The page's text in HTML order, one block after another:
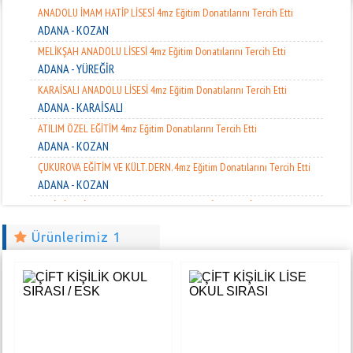
ANADOLU İMAM HATİP LİSESİ 4mz Eğitim Donatılarını Tercih Etti
ADANA - KOZAN
MELİKŞAH ANADOLU LİSESİ 4mz Eğitim Donatılarını Tercih Etti
ADANA - YÜREĞİR
KARAİSALI ANADOLU LİSESİ 4mz Eğitim Donatılarını Tercih Etti
ADANA - KARAİSALI
ATILIM ÖZEL EĞİTİM 4mz Eğitim Donatılarını Tercih Etti
ADANA - KOZAN
ÇUKUROVA EĞİTİM VE KÜLT. DERN. 4mz Eğitim Donatılarını Tercih Etti
ADANA - KOZAN
ŞEHİT İDARİ ATEŞE BORA SÜELKAN MESLEKİ VE TEKNİK ANADOLU
ADANA - SEYHAN
ADANA - ÇUKUROVA
İMKB ANADOLU ÖĞRETMEN LİSESİ 4mz Eğitim Donatılarını Tercih Etti
Ürünlerimiz 1